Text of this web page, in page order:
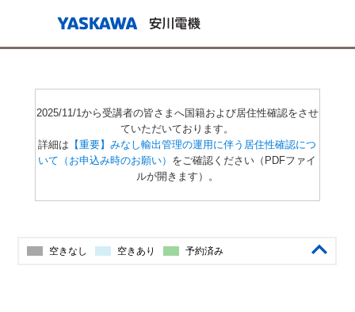
2025/11/1から受講者の皆さまへ国籍および居住性確認をさせ
ていただいております。
詳細は 【重要】みなし輸出管理の運用に伴う居住性確認につ
いて（お申込み時のお願い） をご確認ください（PDFファイ
ルが開きます）。